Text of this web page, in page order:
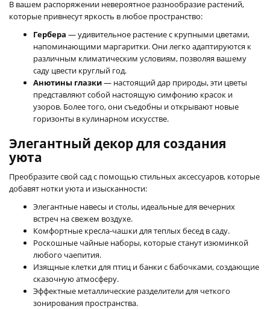
В вашем распоряжении невероятное разнообразие растений,
которые привнесут яркость в любое пространство:
Гербера — удивительное растение с крупными цветами,
напоминающими маргаритки. Они легко адаптируются к
различным климатическим условиям, позволяя вашему
саду цвести круглый год.
Анютины глазки— настоящий дар природы, эти цветы
представляют собой настоящую симфонию красок и
узоров. Более того, они съедобны и открывают новые
горизонты в кулинарном искусстве.
Элегантный декор для создания
уюта
Преобразите свой сад с помощью стильных аксессуаров, которые
добавят нотки уюта и изысканности:
Элегантные навесы и столы, идеальные для вечерних
встреч на свежем воздухе.
Комфортные кресла-чашки для теплых бесед в саду.
Роскошные чайные наборы, которые станут изюминкой
любого чаепития.
Изящные клетки для птиц и банки с бабочками, создающие
сказочную атмосферу.
Эффектные металлические разделители для четкого
зонирования пространства.